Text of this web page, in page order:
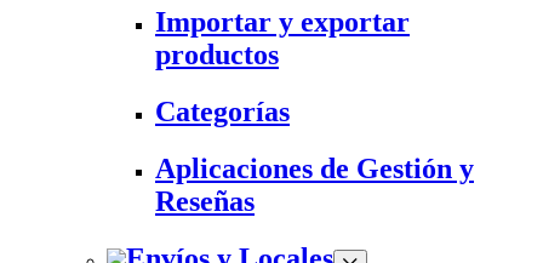
Importar y exportar
productos
Categorías
Aplicaciones de Gestión y
Reseñas